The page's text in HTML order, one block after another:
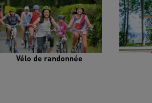
Vélo de randonnée